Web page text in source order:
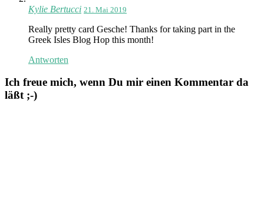
Kylie Bertucci 21. Mai 2019
Really pretty card Gesche! Thanks for taking part in the
Greek Isles Blog Hop this month!
Antworten
Ich freue mich, wenn Du mir einen Kommentar da
läßt ;-)